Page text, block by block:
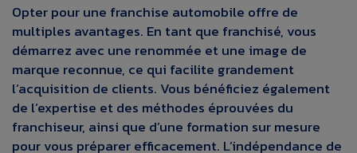
Opter pour une franchise automobile offre de
multiples avantages. En tant que franchisé, vous
démarrez avec une renommée et une image de
marque reconnue, ce qui facilite grandement
l’acquisition de clients. Vous bénéficiez également
de l’expertise et des méthodes éprouvées du
franchiseur, ainsi que d’une formation sur mesure
pour vous préparer efficacement. L’indépendance de